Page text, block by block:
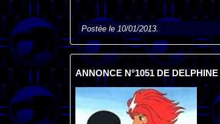
Postée le 10/01/2013.
ANNONCE N°1051 DE DELPHINE